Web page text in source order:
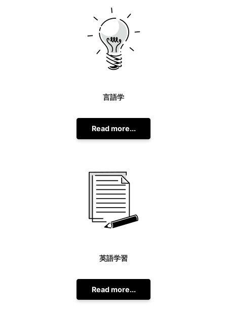
言語学
Read more...
英語学習
Read more...